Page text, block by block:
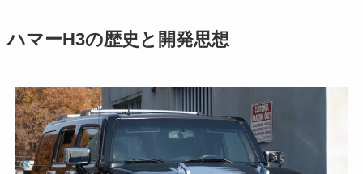
ハマーH3の歴史と開発思想